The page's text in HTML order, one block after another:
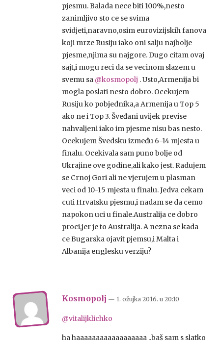
pjesmu. Balada nece biti 100%,nesto
zanimljivo sto ce se svima
svidjeti,naravno,osim eurovizijskih fanova
koji mrze Rusiju iako oni salju najbolje
pjesme,njima su najgore. Dugo citam ovaj
sajt,i mogu reci da se vecinom slazem u
svemu sa @kosmopolj . Usto,Armenija bi
mogla poslati nesto dobro. Ocekujem
Rusiju ko pobjednika,a Armenija u Top 5
ako ne i Top 3. Šveđani uvijek previse
nahvaljeni iako im pjesme nisu bas nesto.
Ocekujem Švedsku između 6-14 mjesta u
finalu. Ocekivala sam puno bolje od
Ukrajine ove godine,ali kako jest. Radujem
se Crnoj Gori ali ne vjerujem u plasman
veci od 10-15 mjesta u finalu. Jedva cekam
cuti Hrvatsku pjesmu,i nadam se da cemo
napokon uci u finale.Australija ce dobro
proci,jer je to Australija. A nezna se kada
ce Bugarska ojavit pjemsu,i Malta i
Albanija englesku verziju?
Kosmopolj — 1. ožujka 2016. u 20:10
@vitalijklichko
ha haaaaaaaaaaaaaaaaaa ..baš sam s slatko